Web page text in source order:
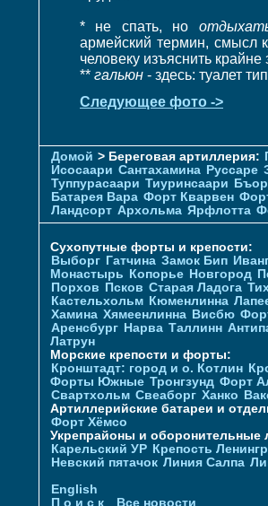
* не спать, но
армейский термин, смысл
человеку изъяснить крайне
** гальюн - здесь: туалет
Следующее фото ->
Домой > Береговая артиллерия:
Исосаари Сантахамина Руссаре
Туппурасаари Тиуринсаари
Батарея Вара Форт Кварвен
Ландсорт Архольма Ярфлотта
Сухопутные форты и крепости:
Выборг Гатчина Замок Бип
Монастырь
Копорье Новгород
Порхов
Псков Старая Ладога
Кастельхольм Кюменлинна
Хамина Хямеенлинна Висбю
Аренсбург Нарва Таллинн
Латрун
Морские крепости и форты:
Кронштадт: город и о. Котлин
Форты Южные Тронгзунд Форт
Свартхольм Свеаборг Ханко
Артиллерийские батареи и
Форт Хёмсо
Укрепрайоны и оборонительные
Карельский УР Крепость
Невский пятачок Линия Салпа
English
П о и с к
Все новости